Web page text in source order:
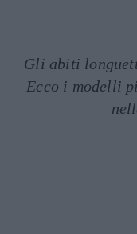
Gli abiti
Ecco i modelli